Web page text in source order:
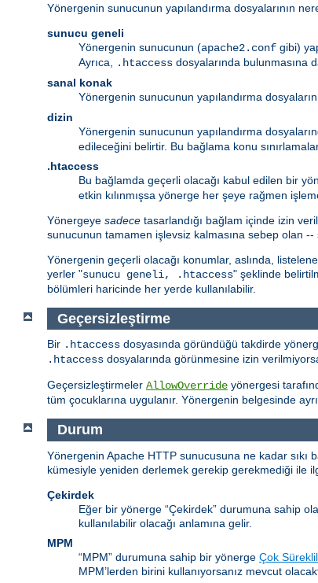
Yönergenin sunucunun yapılandırma dosyalarının
sunucu geneli
Yönergenin sunucunun (apache2.conf gibi)
Ayrıca,
.htaccess dosyalarında bulunmasına
sanal konak
Yönergenin sunucunun yapılandırma
dizin
Yönergenin sunucunun yapılandırma
edileceğini belirtir. Bu bağlama konu
.htaccess
Bu bağlamda geçerli olacağı kabul edilen bir
etkin kılınmışsa yönerge her şeye rağmen
Yönergeye sadece tasarlandığı bağlam içinde izin
sunucunun tamamen işlevsiz kalmasına sebep olan --
Yönergenin geçerli olacağı konumlar, aslında,
yerler "sunucu geneli, .htaccess" şeklinde
bölümleri haricinde her yerde kullanılabilir.
Geçersizleştirme
Bir .htaccess dosyasında göründüğü takdirde
.htaccess dosyalarında görünmesine izin
Geçersizleştirmeler AllowOverride yönergesi
tüm çocuklarına uygulanır. Yönergenin belgesinde
Durum
Yönergenin Apache HTTP sunucusuna ne kadar
kümesiyle yeniden derlemek gerekip gerekmediği ile
Çekirdek
Eğer bir yönerge “Çekirdek” durumuna sahip
kullanılabilir olacağı anlamına gelir.
MPM
“MPM” durumuna sahip bir yönerge Çok
MPM’lerden birini kullanıyorsanız mevcut